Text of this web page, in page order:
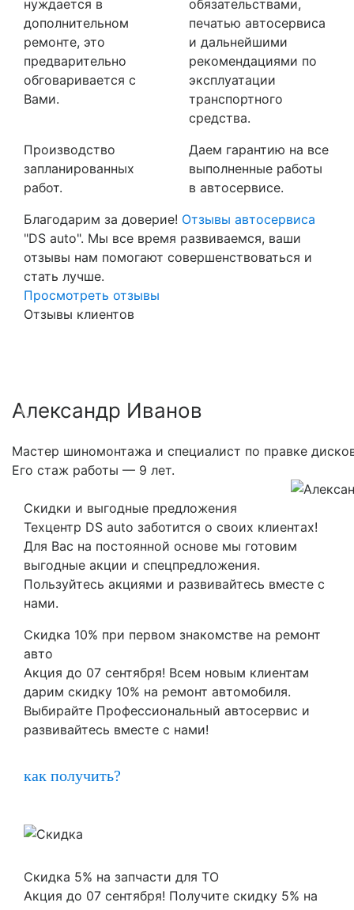
нуждается в
дополнительном
ремонте, это
предварительно
обговаривается с
Вами.
обязательствами,
печатью автосервиса
и дальнейшими
рекомендациями по
эксплуатации
транспортного
средства.
Производство
запланированных
работ.
Даем гарантию на все
выполненные работы
в автосервисе.
Благодарим за доверие! Отзывы автосервиса
"DS auto". Мы все время развиваемся, ваши
отзывы нам помогают совершенствоваться и
стать лучше.
Просмотреть отзывы
Отзывы клиентов
Александр Иванов
Мастер шиномонтажа и специалист по правке
Его стаж работы — 9 лет.
Previous
Скидки и выгодные предложения
Техцентр DS auto заботится о своих клиентах!
Для Вас на постоянной основе мы готовим
выгодные акции и спецпредложения.
Пользуйтесь акциями и развивайтесь вместе с
нами.
Скидка 10% при первом знакомстве на ремонт
авто
Акция до 07 сентября! Всем новым клиентам
дарим скидку 10% на ремонт автомобиля.
Выбирайте Профессиональный автосервис и
развивайтесь вместе с нами!
как получить?
Скидка 5% на запчасти для ТО
Акция до 07 сентября! Получите скидку 5% на